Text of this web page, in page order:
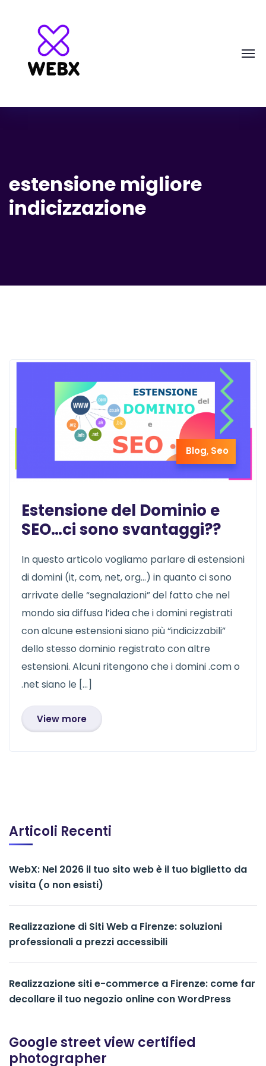
estensione migliore
indicizzazione
Blog, Seo
Estensione del Dominio e
SEO…ci sono svantaggi??
In questo articolo vogliamo parlare di estensioni
di domini (it, com, net, org…) in quanto ci sono
arrivate delle “segnalazioni” del fatto che nel
mondo sia diffusa l’idea che i domini registrati
con alcune estensioni siano più “indicizzabili”
dello stesso dominio registrato con altre
estensioni. Alcuni ritengono che i domini .com o
.net siano le […]
View more
Articoli Recenti
WebX: Nel 2026 il tuo sito web è il tuo biglietto da
visita (o non esisti)
Realizzazione di Siti Web a Firenze: soluzioni
professionali a prezzi accessibili
Realizzazione siti e-commerce a Firenze: come far
decollare il tuo negozio online con WordPress
Google street view certified
photographer